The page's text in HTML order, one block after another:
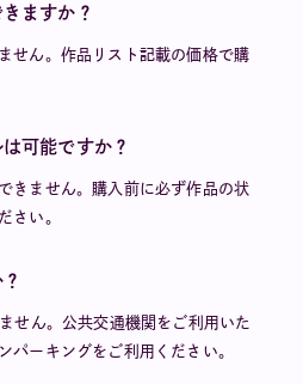
ますか？
せん。作品リスト記載の価格で購
可能ですか？
きません。購入前に必ず作品の状
さい。
せん。公共交通機関をご利用いた
パーキングをご利用ください。